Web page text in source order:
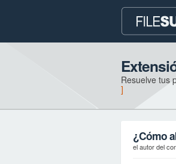
Resuelve tus
]
¿Cómo
el autor del